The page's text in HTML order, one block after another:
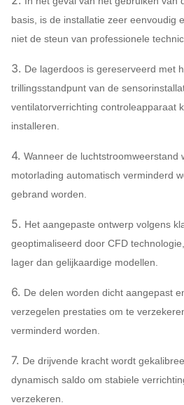
Drijvende kracht
Hoofdschacht
Inham &
basis, is de installatie zeer eenvoudig
niet de steun van professionele
3. De lagerdoos is gereserveerd met
trillingsstandpunt van de
ventilatorverrichting controleapparaat
installeren.
4. Wanneer de luchtstroomweerstand
motorlading automatisch verminderd
gebrand worden.
5. Het aangepaste ontwerp volgens
geoptimaliseerd door CFD
lager dan gelijkaardige modellen.
6. De delen worden dicht aangepast
verzegelen prestaties om te
verminderd worden.
7. De drijvende kracht wordt
dynamisch saldo om stabiele
verzekeren.